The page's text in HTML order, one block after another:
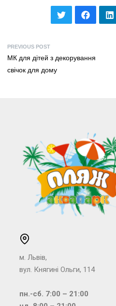
PREVIOUS POST
МК для дітей з декорування
свічок для дому
м. Львів,
вул. Княгині Ольги, 114
пн.-сб. 7:00 – 21:00